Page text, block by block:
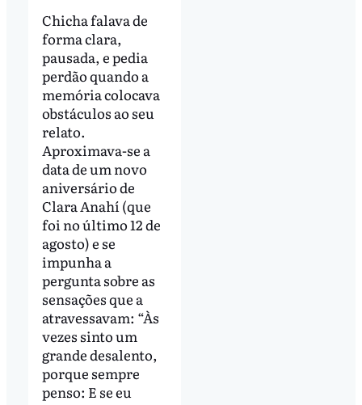
Chicha falava de
forma clara,
pausada, e pedia
perdão quando a
memória colocava
obstáculos ao seu
relato.
Aproximava-se a
data de um novo
aniversário de
Clara Anahí (que
foi no último 12 de
agosto) e se
impunha a
pergunta sobre as
sensações que a
atravessavam: “Às
vezes sinto um
grande desalento,
porque sempre
penso: E se eu